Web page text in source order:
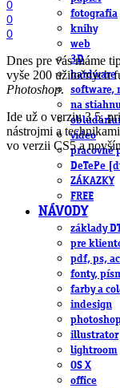
fotografia
knihy
web
3D
hardware
software,
na
video
pracovné
DeTePe
ZÁKAZKY
FREE
NÁVODY
základy
pre
pdf, ps,
fonty,
farby a
indesign
photoshop
illustrator
lightroom
OS X
office
0
0
0
Dnes pre vás máme
vyše 200 užitočných
Photoshop.
Ide už o verziu 3.5,
nástrojmi a
vo verzii CS5 a